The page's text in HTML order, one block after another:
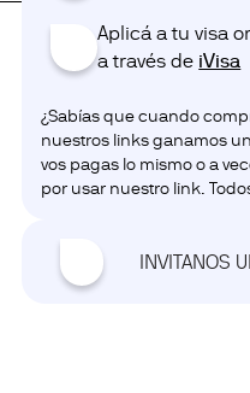
Aplicá a tu visa
a través de ‎‎‎ iVisa
¿Sabías que cuando
nuestros links ganamos
vos pagas lo mismo o a
por usar nuestro link.
INVITANOS